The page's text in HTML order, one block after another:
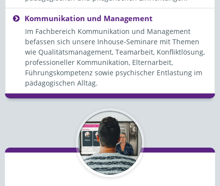
Kommunikation und Management
Im Fachbereich Kommunikation und Management
befassen sich unsere Inhouse-Seminare mit Themen
wie Qualitätsmanagement, Teamarbeit, Konfliktlösung,
professioneller Kommunikation, Elternarbeit,
Führungskompetenz sowie psychischer Entlastung im
pädagogischen Alltag.